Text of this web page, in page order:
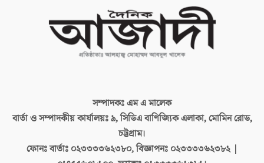
সম্পাদকঃএম এ মালেক
বার্তা ও সম্পাদকীয় কার্যালয়ঃ৯, সিডিএ বাণিজ্যিক এলাকা, মোমিন রোড,
চট্টগ্রাম।
ফোনঃ বার্তাঃ ০২৩৩৩৩৬২৩৮০, বিজ্ঞাপনঃ ০২৩৩৩৩৬২৩৮২ |